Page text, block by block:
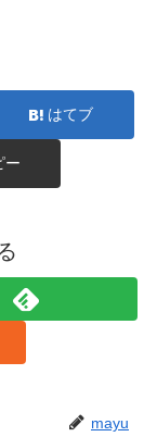
はてブ
ー
mayu